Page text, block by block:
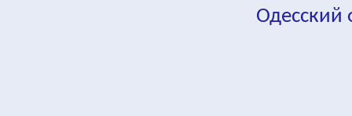
Одесский